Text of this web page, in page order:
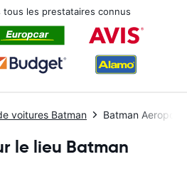
tous les prestataires connus
voitures Batman Batman Aeroport
le lieu Batman